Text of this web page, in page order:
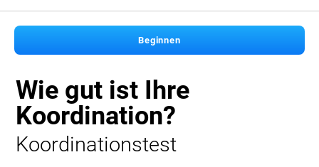
Beginnen
Wie gut ist Ihre
Koordination?
Koordinationstest